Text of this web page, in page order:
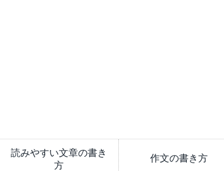
読みやすい文章の書き
方
作文の書き方